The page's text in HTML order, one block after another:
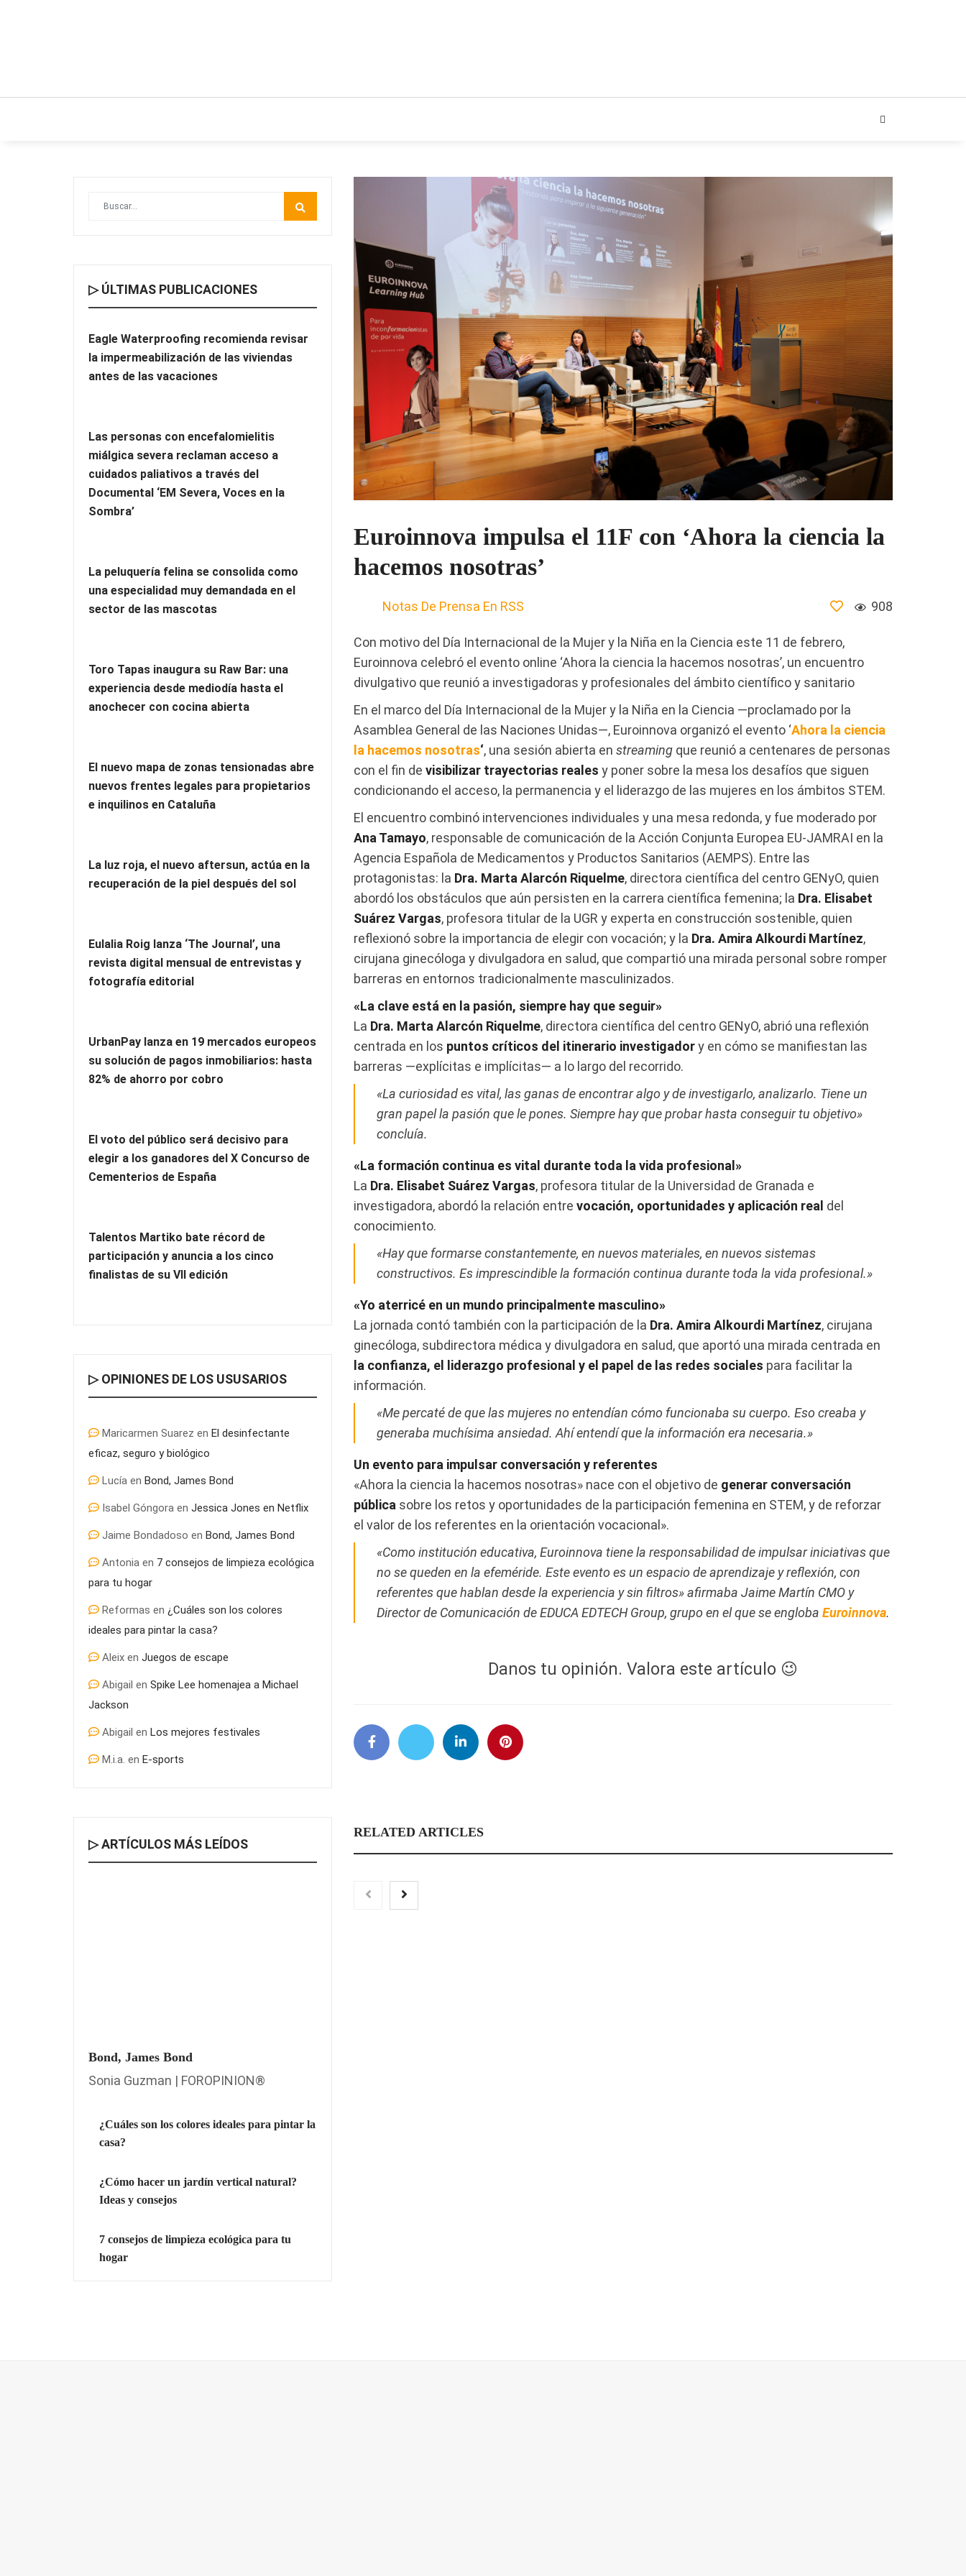
Euroinnova impulsa el 11F con ‘Ahora la ciencia la
hacemos nosotras’
Notas De Prensa En RSS 908
Con motivo del Día Internacional de la Mujer y la Niña en la Ciencia este 11 de febrero,
Euroinnova celebró el evento online ‘Ahora la ciencia la hacemos nosotras’, un encuentro
divulgativo que reunió a investigadoras y profesionales del ámbito científico y sanitario
En el marco del Día Internacional de la Mujer y la Niña en la Ciencia —proclamado por la
Asamblea General de las Naciones Unidas—, Euroinnova organizó el evento ‘Ahora la ciencia
la hacemos nosotras‘, una sesión abierta en streaming que reunió a centenares de personas
con el fin de visibilizar trayectorias reales y poner sobre la mesa los desafíos que siguen
condicionando el acceso, la permanencia y el liderazgo de las mujeres en los ámbitos STEM.
El encuentro combinó intervenciones individuales y una mesa redonda, y fue moderado por
Ana Tamayo, responsable de comunicación de la Acción Conjunta Europea EU-JAMRAI en la
Agencia Española de Medicamentos y Productos Sanitarios (AEMPS). Entre las
protagonistas: la Dra. Marta Alarcón Riquelme, directora científica del centro GENyO, quien
abordó los obstáculos que aún persisten en la carrera científica femenina; la Dra. Elisabet
Suárez Vargas, profesora titular de la UGR y experta en construcción sostenible, quien
reflexionó sobre la importancia de elegir con vocación; y la Dra. Amira Alkourdi Martínez,
cirujana ginecóloga y divulgadora en salud, que compartió una mirada personal sobre romper
barreras en entornos tradicionalmente masculinizados.
«La clave está en la pasión, siempre hay que seguir»
La Dra. Marta Alarcón Riquelme, directora científica del centro GENyO, abrió una reflexión
centrada en los puntos críticos del itinerario investigadory en cómo se manifiestan las
barreras —explícitas e implícitas— a lo largo del recorrido.
«La curiosidad es vital, las ganas de encontrar algo y de investigarlo, analizarlo. Tiene un
gran papel la pasión que le pones. Siempre hay que probar hasta conseguir tu objetivo»
concluía.
«La formación continua es vital durante toda la vida profesional»
La Dra. Elisabet Suárez Vargas, profesora titular de la Universidad de Granada e
investigadora, abordó la relación entre vocación, oportunidades y aplicación real del
conocimiento.
«Hay que formarse constantemente, en nuevos materiales, en nuevos sistemas
constructivos. Es imprescindible la formación continua durante toda la vida profesional.»
«Yo aterricé en un mundo principalmente masculino»
La jornada contó también con la participación de la Dra. Amira Alkourdi Martínez, cirujana
ginecóloga, subdirectora médica y divulgadora en salud, que aportó una mirada centrada en
la confianza, el liderazgo profesional y el papel de las redes sociales para facilitar la
información.
«Me percaté de que las mujeres no entendían cómo funcionaba su cuerpo. Eso creaba y
generaba muchísima ansiedad. Ahí entendí que la información era necesaria.»
Un evento para impulsar conversación y referentes
«Ahora la ciencia la hacemos nosotras» nace con el objetivo de generar conversación
pública sobre los retos y oportunidades de la participación femenina en STEM, y de reforzar
el valor de los referentes en la orientación vocacional».
«Como institución educativa, Euroinnova tiene la responsabilidad de impulsar iniciativas que
no se queden en la efeméride. Este evento es un espacio de aprendizaje y reflexión, con
referentes que hablan desde la experiencia y sin filtros» afirmaba Jaime Martín CMO y
Director de Comunicación de EDUCA EDTECH Group, grupo en el que se engloba Euroinnova.
Danos tu opinión. Valora este artículo 😉
RELATED ARTICLES
Eagle Waterproofing recomienda
revisar la impermeabilización de
▷ ÚLTIMAS PUBLICACIONES
Eagle Waterproofing recomienda revisar
la impermeabilización de las viviendas
antes de las vacaciones
Las personas con encefalomielitis
miálgica severa reclaman acceso a
cuidados paliativos a través del
Documental ‘EM Severa, Voces en la
Sombra’
La peluquería felina se consolida como
una especialidad muy demandada en el
sector de las mascotas
Toro Tapas inaugura su Raw Bar: una
experiencia desde mediodía hasta el
anochecer con cocina abierta
El nuevo mapa de zonas tensionadas abre
nuevos frentes legales para propietarios
e inquilinos en Cataluña
La luz roja, el nuevo aftersun, actúa en la
recuperación de la piel después del sol
Eulalia Roig lanza ‘The Journal’, una
revista digital mensual de entrevistas y
fotografía editorial
UrbanPay lanza en 19 mercados europeos
su solución de pagos inmobiliarios: hasta
82% de ahorro por cobro
El voto del público será decisivo para
elegir a los ganadores del X Concurso de
Cementerios de España
Talentos Martiko bate récord de
participación y anuncia a los cinco
finalistas de su VII edición
▷ OPINIONES DE LOS USUSARIOS
Maricarmen Suarez en El desinfectante
eficaz, seguro y biológico
Lucía en Bond, James Bond
Isabel Góngora en Jessica Jones en Netflix
Jaime Bondadoso en Bond, James Bond
Antonia en 7 consejos de limpieza ecológica
para tu hogar
Reformas en ¿Cuáles son los colores
ideales para pintar la casa?
Aleix en Juegos de escape
Abigail en Spike Lee homenajea a Michael
Jackson
Abigail en Los mejores festivales
M.i.a. en E-sports
▷ ARTÍCULOS MÁS LEÍDOS
Bond, James Bond
Sonia Guzman | FOROPINION®
¿Cuáles son los colores ideales para pintar la
casa?
¿Cómo hacer un jardín vertical natural?
Ideas y consejos
7 consejos de limpieza ecológica para tu
hogar